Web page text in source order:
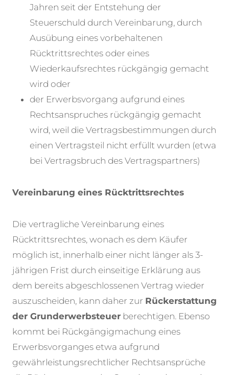
Jahren seit der Entstehung der
Steuerschuld durch Vereinbarung, durch
Ausübung eines vorbehaltenen
Rücktrittsrechtes oder eines
Wiederkaufsrechtes rückgängig gemacht
wird oder
der Erwerbsvorgang aufgrund eines
Rechtsanspruches rückgängig gemacht
wird, weil die Vertragsbestimmungen durch
einen Vertragsteil nicht erfüllt wurden (etwa
bei Vertragsbruch des Vertragspartners)
Vereinbarung eines Rücktrittsrechtes
Die vertragliche Vereinbarung eines
Rücktrittsrechtes, wonach es dem Käufer
möglich ist, innerhalb einer nicht länger als 3-
jährigen Frist durch einseitige Erklärung aus
dem bereits abgeschlossenen Vertrag wieder
auszuscheiden, kann daher zur Rückerstattung
der Grunderwerbsteuer berechtigen. Ebenso
kommt bei Rückgängigmachung eines
Erwerbsvorganges etwa aufgrund
gewährleistungsrechtlicher Rechtsansprüche